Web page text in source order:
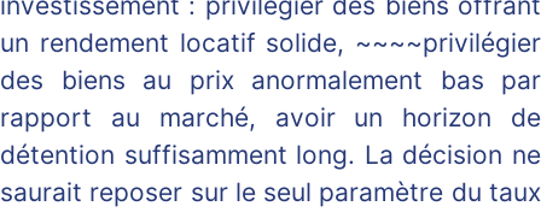
un rendement locatif solide, ~~~~privilégier
des biens au prix anormalement bas par
rapport au marché, avoir un horizon de
détention suffisamment long. La décision ne
saurait reposer sur le seul paramètre du taux